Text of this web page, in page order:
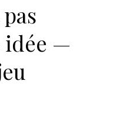
idée —